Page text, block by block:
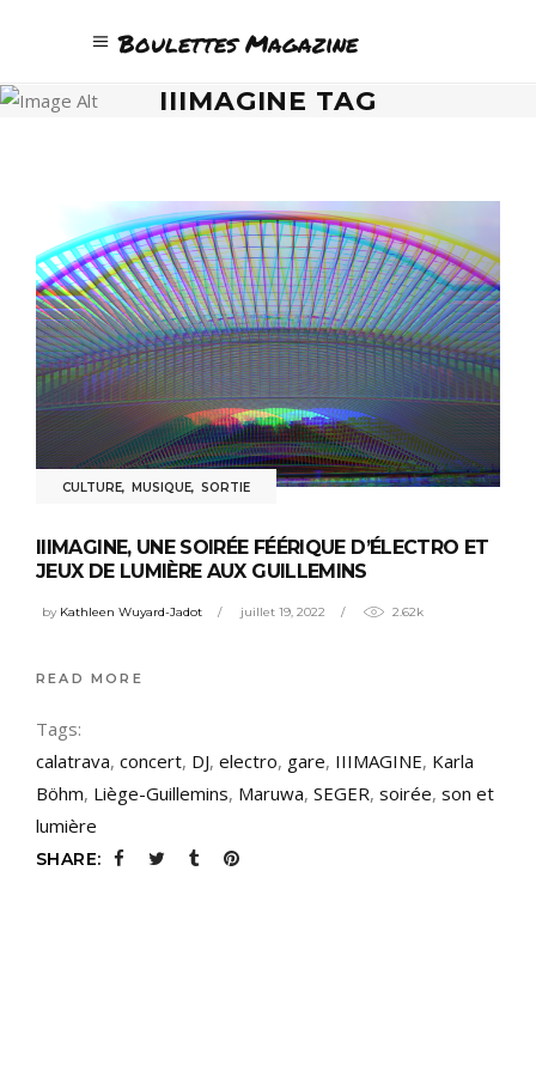
Boulettes Magazine
IIIMAGINE TAG
CULTURE, MUSIQUE, SORTIE
IIIMAGINE, UNE SOIRÉE FÉÉRIQUE D’ÉLECTRO ET
JEUX DE LUMIÈRE AUX GUILLEMINS
by Kathleen Wuyard-Jadot juillet 19, 2022 2.62k
READ MORE
Tags:
calatrava, concert, DJ, electro, gare, IIIMAGINE, Karla
Böhm, Liège-Guillemins, Maruwa, SEGER, soirée, son et
lumière
SHARE: